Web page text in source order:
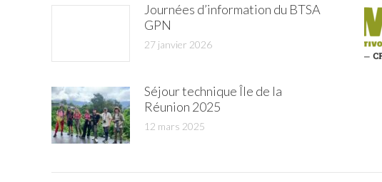
Journées d’information du BTSA
GPN
27 janvier 2026
Séjour technique Île de la
Réunion 2025
12 mars 2025